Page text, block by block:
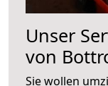
Unser
von
Sie wollen